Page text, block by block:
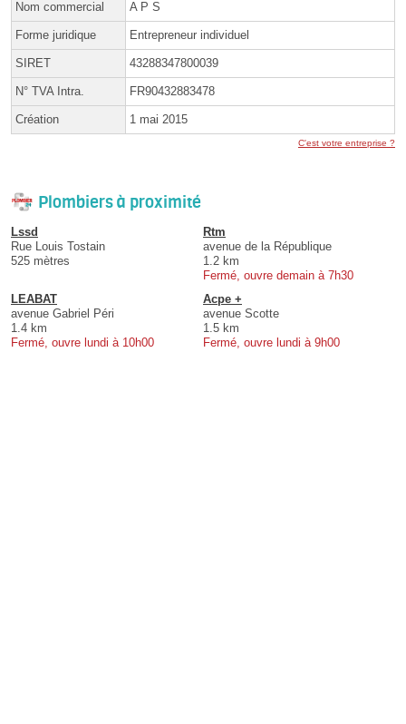
Nom commercial A P S
Forme juridique Entrepreneur individuel
SIRET 43288347800039
N° TVA Intra. FR90432883478
Création 1 mai 2015
C'est votre entreprise ?
Plombiers à proximité
Lssd
Rue Louis Tostain
525 mètres
Rtm
avenue de la République
1.2 km
Fermé, ouvre demain à 7h30
LEABAT
avenue Gabriel Péri
1.4 km
Fermé, ouvre lundi à 10h00
Acpe +
avenue Scotte
1.5 km
Fermé, ouvre lundi à 9h00